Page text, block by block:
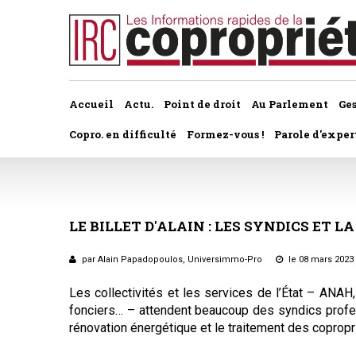
Accueil Actu.
•
•
•
Point de droit Au Parlement
Association syndicale de
Assemblée générale
Application du statut
Convocations
Pouvoirs
Bureaux de l'assemblée
Vote des résolutions
Copro. en difficulté Formez-vous ! Parole
LE BILLET D'ALAIN : LES SYNDICS ET LA
par Alain Papadopoulos, Universimmo-Pro le 08 mars 2023
Les collectivités et les services de l’État –
fonciers… – attendent beaucoup des syndics
rénovation énergétique et le traitement des